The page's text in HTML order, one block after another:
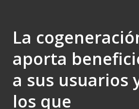
La
aporta
a sus usuarios
los que